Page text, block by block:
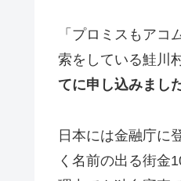
「プロミスもア
索をしている鮭川
てに申し込みまし
日本には金融庁に
く名前の出る街金